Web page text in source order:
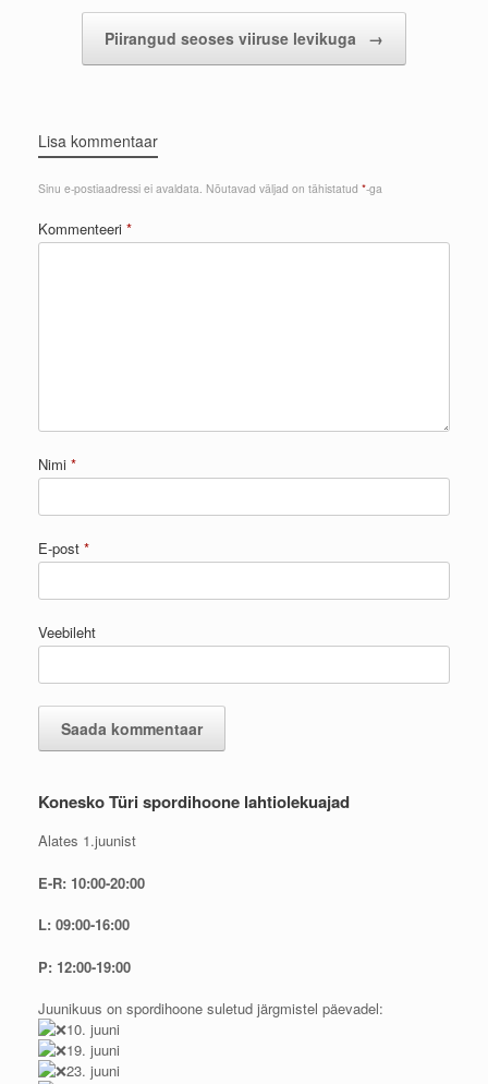
Piirangud seoses viiruse levikuga →
Lisa kommentaar
Sinu e-postiaadressi ei avaldata. Nõutavad väljad on tähistatud *-ga
Kommenteeri *
Nimi *
E-post *
Veebileht
Konesko Türi spordihoone lahtiolekuajad
Alates 1.juunist
E-R: 10:00-20:00
L: 09:00-16:00
P: 12:00-19:00
Juunikuus on spordihoone suletud järgmistel päevadel:
10. juuni
19. juuni
23. juuni